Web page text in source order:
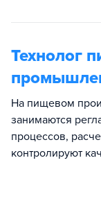
Технолог
На пищевом
занимаются
процессов,
контролируют